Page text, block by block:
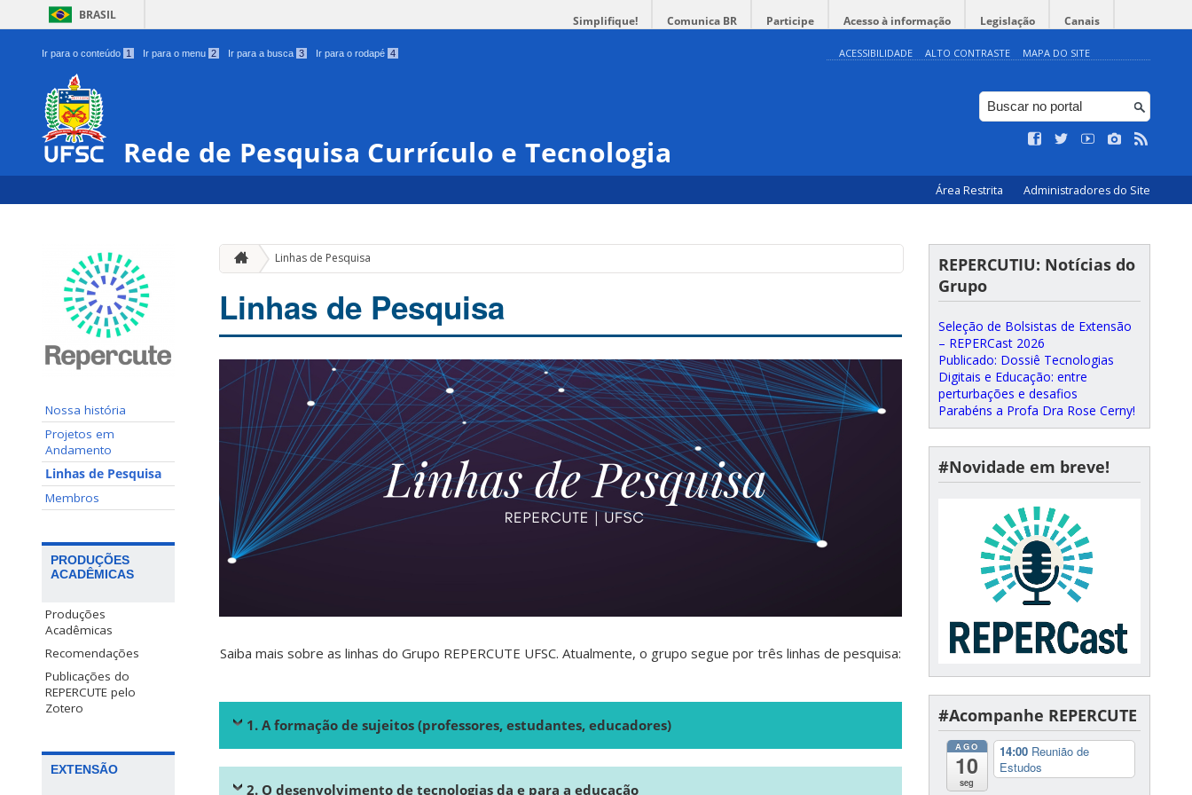
BRASIL Simplifique! Comunica BR Participe Acesso à informação Legislação Canais
Ir para o conteúdo 1 Ir para o menu 2 Ir para a busca 3 Ir para o rodapé 4 ACESSIBILIDADE ALTO CONTRASTE MAPA DO SITE
Rede de Pesquisa Currículo e Tecnologia
Área Restrita Administradores do Site
Nossa história
Projetos em
Andamento
Linhas de Pesquisa
Membros
PRODUÇÕES
ACADÊMICAS
Produções
Acadêmicas
Recomendações
Publicações do
REPERCUTE pelo
Zotero
EXTENSÃO
Linhas de Pesquisa
Linhas de Pesquisa
Saiba mais sobre as linhas do Grupo REPERCUTE UFSC. Atualmente, o grupo segue por três linhas de pesquisa:
1. A formação de sujeitos (professores, estudantes, educadores)
2. O desenvolvimento de tecnologias da e para a educação
REPERCUTIU: Notícias do
Grupo
Seleção de Bolsistas de Extensão
– REPERCast 2026
Publicado: Dossiê Tecnologias
Digitais e Educação: entre
perturbações e desafios
Parabéns a Profa Dra Rose Cerny!
#Novidade em breve!
#Acompanhe REPERCUTE
AGO
10
seg
14:00 Reunião de
Estudos